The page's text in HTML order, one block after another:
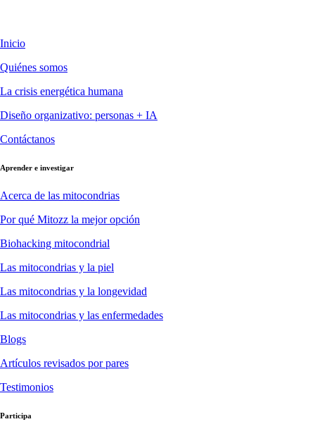
Inicio
Quiénes somos
La crisis energética humana
Diseño organizativo: personas + IA
Contáctanos
Aprender e investigar
Acerca de las mitocondrias
Por qué Mitozz la mejor opción
Biohacking mitocondrial
Las mitocondrias y la piel
Las mitocondrias y la longevidad
Las mitocondrias y las enfermedades
Blogs
Artículos revisados por pares
Testimonios
Participa